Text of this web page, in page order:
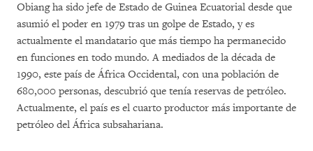
Obiang ha sido jefe de Estado de Guinea Ecuatorial desde que
asumió el poder en 1979 tras un golpe de Estado, y es
actualmente el mandatario que más tiempo ha permanecido
en funciones en todo mundo. A mediados de la década de
1990, este país de África Occidental, con una población de
680,000 personas, descubrió que tenía reservas de petróleo.
Actualmente, el país es el cuarto productor más importante de
petróleo del África subsahariana.